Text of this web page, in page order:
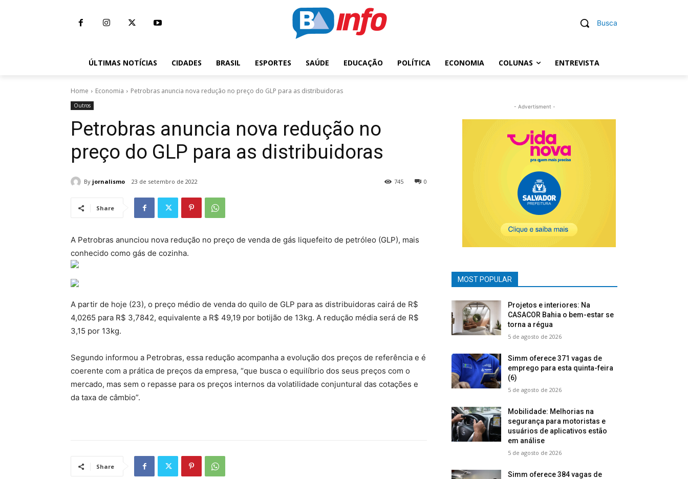
Busca
ÚLTIMAS NOTÍCIAS CIDADES BRASIL ESPORTES SAÚDE EDUCAÇÃO POLÍTICA ECONOMIA COLUNAS ENTREVISTA
Home Economia Petrobras anuncia nova redução no preço do GLP para as distribuidoras
Outros
Petrobras anuncia nova redução no
preço do GLP para as distribuidoras
By jornalismo 23 de setembro de 2022 0
745
Share
A Petrobras anunciou nova redução no preço de venda de gás liquefeito de petróleo (GLP), mais
conhecido como gás de cozinha.
A partir de hoje (23), o preço médio de venda do quilo de GLP para as distribuidoras cairá de R$
4,0265 para R$ 3,7842, equivalente a R$ 49,19 por botijão de 13kg. A redução média será de R$
3,15 por 13kg.
Segundo informou a Petrobras, essa redução acompanha a evolução dos preços de referência e é
coerente com a prática de preços da empresa, “que busca o equilíbrio dos seus preços com o
mercado, mas sem o repasse para os preços internos da volatilidade conjuntural das cotações e
da taxa de câmbio”.
Share
- Advertisment -
MOST POPULAR
Projetos e interiores: Na
CASACOR Bahia o bem-estar se
torna a régua
5 de agosto de 2026
Simm oferece 371 vagas de
emprego para esta quinta-feira
(6)
5 de agosto de 2026
Mobilidade: Melhorias na
segurança para motoristas e
usuários de aplicativos estão
em análise
5 de agosto de 2026
Simm oferece 384 vagas de